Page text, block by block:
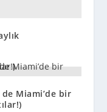
de Miami’de bir